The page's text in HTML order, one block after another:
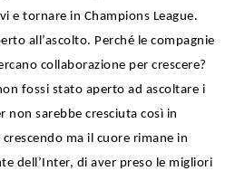
e tornare in Champions League.
all’ascolto. Perché le compagnie
collaborazione per crescere?
fossi stato aperto ad ascoltare i
sarebbe cresciuta così in
ma il cuore rimane in
dell’Inter, di aver preso le migliori